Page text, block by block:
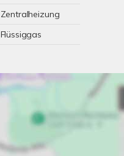
Zentralheizung
Flüssiggas